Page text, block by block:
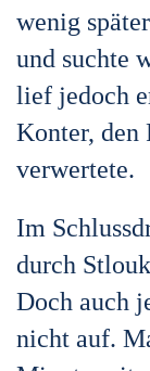
wenig
und suchte
lief jedoch
Konter, den
verwertete.
Im
durch
Doch auch
nicht auf.